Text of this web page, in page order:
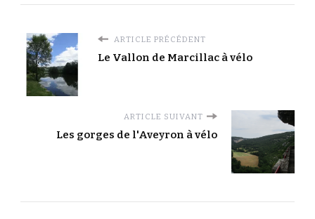
ARTICLE PRÉCÉDENT
Le Vallon de Marcillac à vélo
ARTICLE SUIVANT
Les gorges de l'Aveyron à vélo